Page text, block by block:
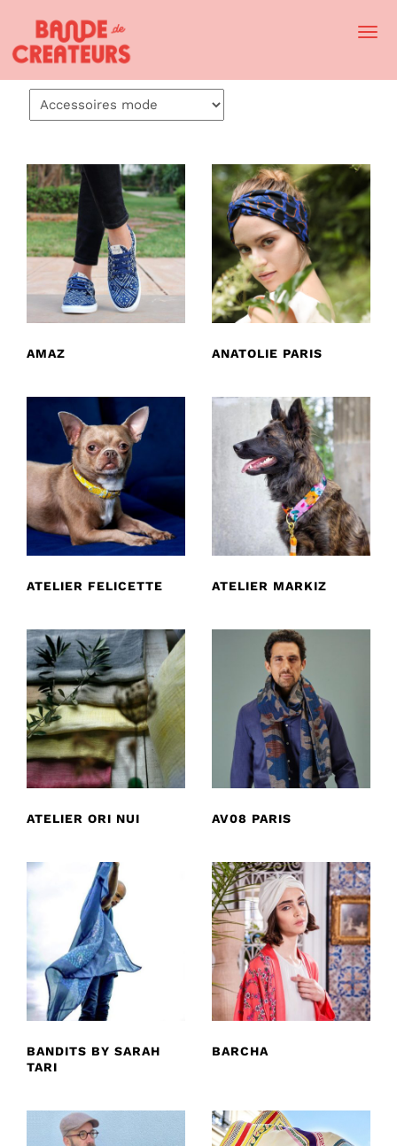
AMAZ ANATOLIE PARIS
ATELIER FELICETTE ATELIER MARKIZ
ATELIER ORI NUI AV08 PARIS
BANDITS BY SARAH
TARI
BARCHA